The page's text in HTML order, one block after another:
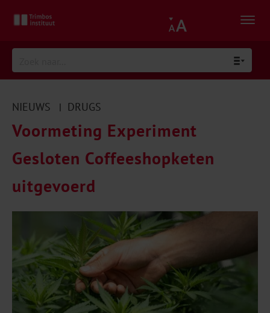
NIEUWS | DRUGS
Voormeting Experiment
Gesloten Coffeeshopketen
uitgevoerd